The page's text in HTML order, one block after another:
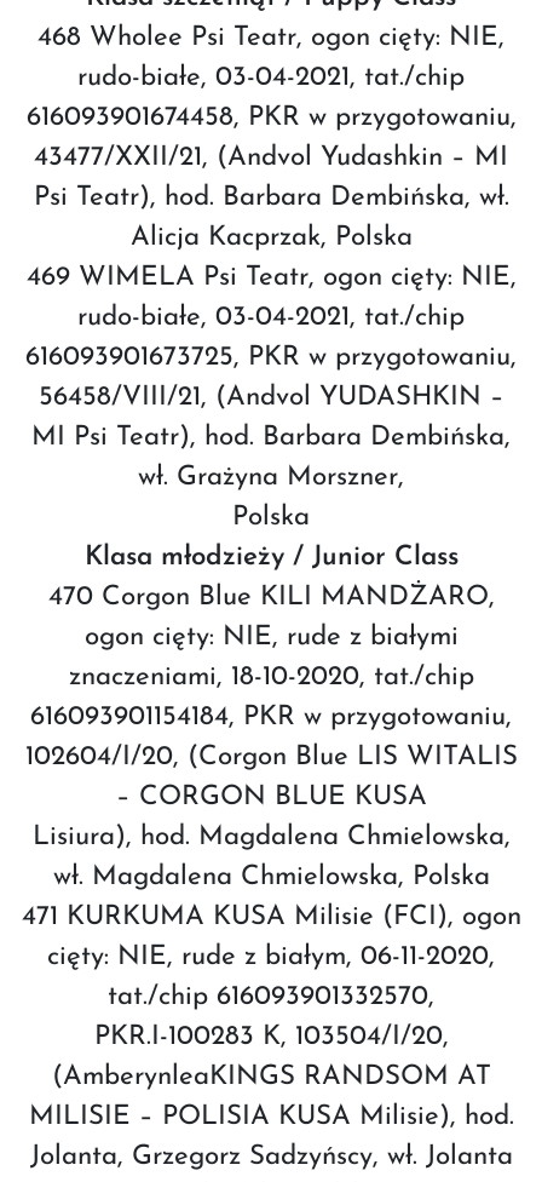
468 Wholee Psi Teatr, ogon cięty: NIE,
rudo-białe, 03-04-2021, tat./chip
616093901674458, PKR w przygotowaniu,
43477/XXII/21, (Andvol Yudashkin – MI
Psi Teatr), hod. Barbara Dembińska, wł.
Alicja Kacprzak, Polska
469 WIMELA Psi Teatr, ogon cięty: NIE,
rudo-białe, 03-04-2021, tat./chip
616093901673725, PKR w przygotowaniu,
56458/VIII/21, (Andvol YUDASHKIN –
MI Psi Teatr), hod. Barbara Dembińska,
wł. Grażyna Morszner,
Polska
Klasa młodzieży / Junior Class
470 Corgon Blue KILI MANDŻARO,
ogon cięty: NIE, rude z białymi
znaczeniami, 18-10-2020, tat./chip
616093901154184, PKR w przygotowaniu,
102604/I/20, (Corgon Blue LIS WITALIS
– CORGON BLUE KUSA
Lisiura), hod. Magdalena Chmielowska,
wł. Magdalena Chmielowska, Polska
471 KURKUMA KUSA Milisie (FCI), ogon
cięty: NIE, rude z białym, 06-11-2020,
tat./chip 616093901332570,
PKR.I-100283 K, 103504/I/20,
(AmberynleaKINGS RANDSOM AT
MILISIE – POLISIA KUSA Milisie), hod.
Jolanta, Grzegorz Sadzyńscy, wł. Jolanta